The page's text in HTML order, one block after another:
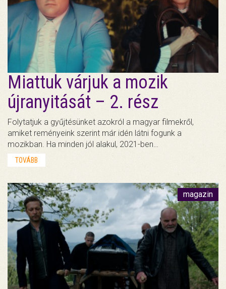
Miattuk várjuk a mozik
újranyitását – 2. rész
Folytatjuk a gyűjtésünket azokról a magyar filmekről,
amiket reményeink szerint már idén látni fogunk a
mozikban. Ha minden jól alakul, 2021-ben…
TOVÁBB
magazin